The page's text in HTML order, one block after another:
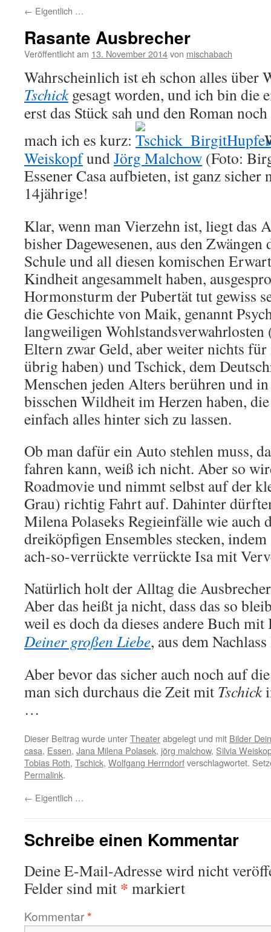
← Eigentlich …
Rasante Ausbrecher
Veröffentlicht am 13. November 2014von mischabach
Wahrscheinlich ist eh schon alles über
Tschickgesagt worden, und ich bin die
erst das Stück sah und den Roman
mach ich es kurz:
WeiskopfundJörg Malchow (Foto:
Essener Casa aufbieten, ist ganz
14jährige!
Klar, wenn man Vierzehn ist, liegt das
bisher Dagewesenen, aus den
Schule und all diesen komischen
Kindheit angesammelt haben,
Hormonsturm der Pubertät tut gewiss
die Geschichte von Maik, genannt
langweiligen Wohlstandsverwahrlosten
Eltern zwar Geld, aber weiter nichts
übrig haben) und Tschick, dem
Menschen jeden Alters berühren und
bisschen Wildheit im Herzen haben,
einfach alles hinter sich zu lassen.
Ob man dafür ein Auto stehlen muss,
fahren kann, weiß ich nicht. Aber so
Roadmovie und nimmt selbst auf der
Grau) richtig Fahrt auf. Dahinter
Milena Polaseks Regieinfälle wie auch
dreiköpfigen Ensembles stecken,
ach-so-verrückte verrückte Isa mit
Natürlich holt der Alltag die
Aber das heißt ja nicht, dass das so
weil es doch da dieses andere Buch
Deiner großen Liebe, aus dem
Aber bevor das sicher auch noch auf
man sich durchaus die Zeit mit Tschick
…
Dieser Beitrag wurde unterTheaterabgelegt und mit Bilder
casa, Essen, Jana Milena Polasek, jörg malchow, Silvia
Tobias Roth, Tschick, Wolfgang Herrndorfverschlagwortet.
Permalink.
← Eigentlich …
Schreibe einen Kommentar
Deine E-Mail-Adresse wird nicht
Felder sind mit * markiert
Kommentar*